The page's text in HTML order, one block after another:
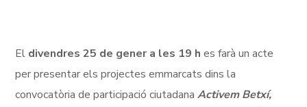
El divendres 25 de gener a les 19 h es farà un acte
per presentar els projectes emmarcats dins la
convocatòria de participació ciutadanaActivem Betxí,